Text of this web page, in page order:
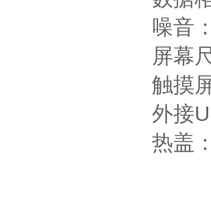
噪音：
屏幕尺
触摸屏
外接
热盖：